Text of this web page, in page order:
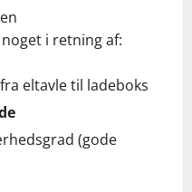
i retning af:
fra eltavle til ladeboks
(gode